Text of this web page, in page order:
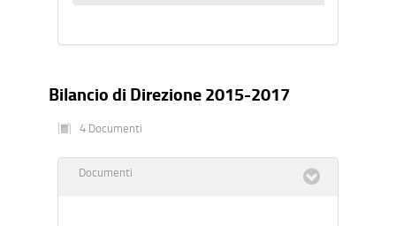
Bilancio di Direzione 2015-2017
4 Documenti
Documenti